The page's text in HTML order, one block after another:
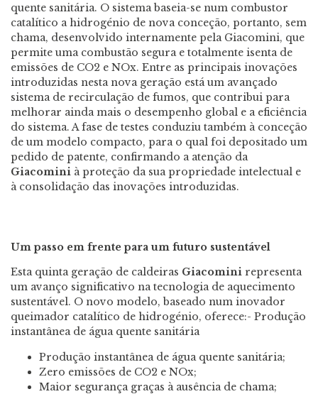
quente sanitária. O sistema baseia-se num combustor
catalítico a hidrogénio de nova conceção, portanto, sem
chama, desenvolvido internamente pela Giacomini, que
permite uma combustão segura e totalmente isenta de
emissões de CO2 e NOx. Entre as principais inovações
introduzidas nesta nova geração está um avançado
sistema de recirculação de fumos, que contribui para
melhorar ainda mais o desempenho global e a eficiência
do sistema. A fase de testes conduziu também à conceção
de um modelo compacto, para o qual foi depositado um
pedido de patente, confirmando a atenção da
Giacomini à proteção da sua propriedade intelectual e
à consolidação das inovações introduzidas.
Um passo em frente para um futuro sustentável
Esta quinta geração de caldeiras Giacomini representa
um avanço significativo na tecnologia de aquecimento
sustentável. O novo modelo, baseado num inovador
queimador catalítico de hidrogénio, oferece:- Produção
instantânea de água quente sanitária
Produção instantânea de água quente sanitária;
Zero emissões de CO2 e NOx;
Maior segurança graças à ausência de chama;